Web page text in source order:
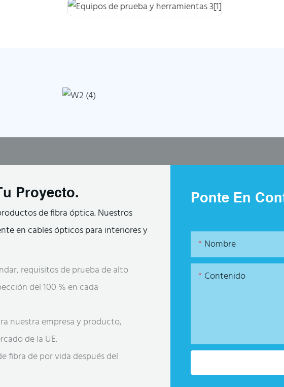
Proyecto.
de fibra óptica. Nuestros
en cables ópticos para interiores y
requisitos de prueba de alto
del 100 % en cada
nuestra empresa y producto,
de la UE.
fibra de por vida después del
Ponte En
Nombre
Contenido